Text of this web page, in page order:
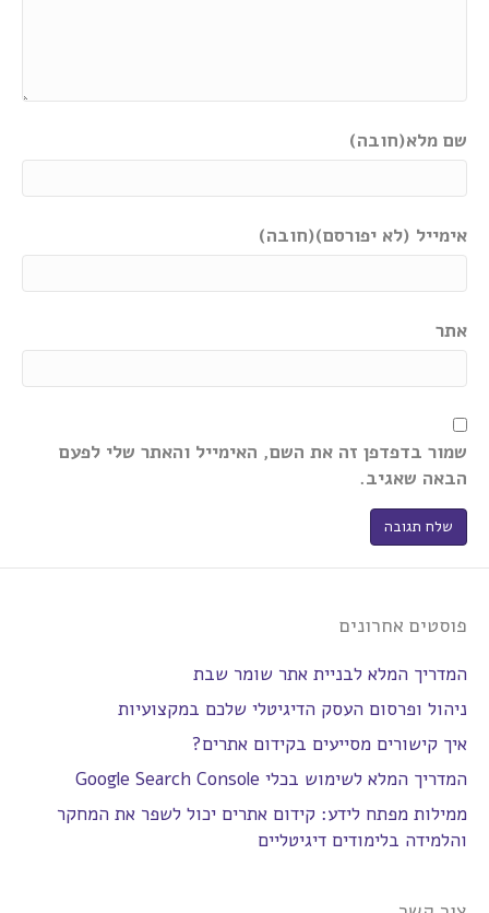
שם מלא(חובה)
אימייל (לא יפורסם)(חובה)
אתר
שמור בדפדפן זה את השם, האימייל והאתר שלי לפעם
הבאה שאגיב.
פוסטים אחרונים
המדריך המלא לבניית אתר שומר שבת
ניהול ופרסום העסק הדיגיטלי שלכם במקצועיות
איך קישורים מסייעים בקידום אתרים?
המדריך המלא לשימוש בכלי Google Search Console
ממילות מפתח לידע: קידום אתרים יכול לשפר את המחקר
והלמידה בלימודים דיגיטליים